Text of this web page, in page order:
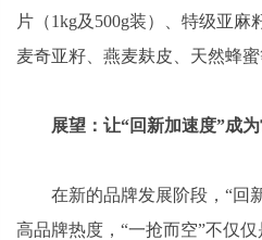
片（1kg及500g装）、特级亚麻
麦奇亚籽、燕麦麸皮、天然蜂蜜
展望：让“回新加速度”成
在新的品牌发展阶段，“回
高品牌热度，“一抢而空”不仅